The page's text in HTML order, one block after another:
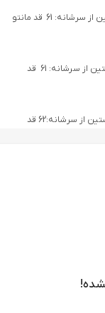
سایز 1: دور سینه: 110 دور باسن: 122 دور بازو: 40 قد آستین از سرشانه: 61 قد مانتو
سایز 2: دور سینه: 118 دور باسن: 132 دور بازو: 44 قد آستین از سرشانه: 61 قد
سایز 3: دور سینه: 128 دور باسن: 144 دور بازو: 46 قد آستین از سرشانه:62 قد